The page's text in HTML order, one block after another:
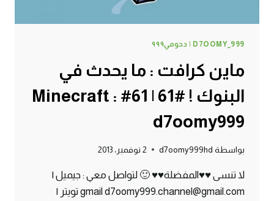
D7OOMY_999 | دحومي٩٩٩
ماين كرافت : ما يحدث في
البنوك ! #61 | 61# Minecraft :
d7oomy999
بواسطة d7oomy999hd 2 نوفمبر، 2013
لا تنسى ♥♥المفضلة♥♥ 🙂 لتواصل معي : جيميل |
gmail d7oomy999.channel@gmail.com تويتر |